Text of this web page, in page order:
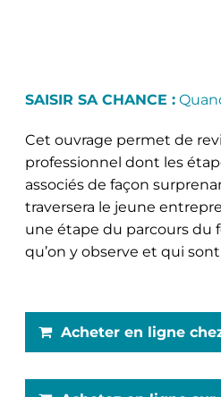
SAISIR SA CHANCE :
Cet ouvrage permet de
professionnel dont les
associés de façon
traversera le jeune
une étape du parcours du
qu’on y observe et qui
Acheter en ligne